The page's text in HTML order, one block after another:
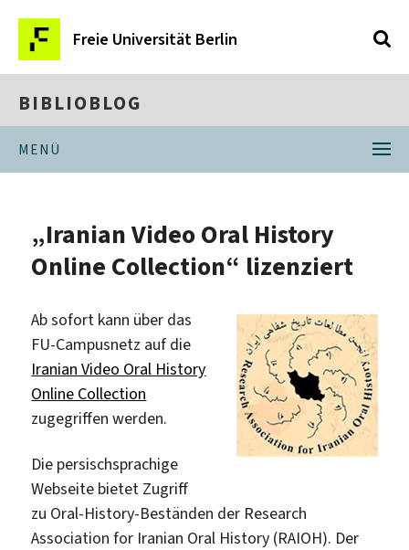
Freie Universität Berlin
BIBLIOBLOG
MENÜ
„Iranian Video Oral History
Online Collection“ lizenziert
Ab sofort kann über das
FU-Campusnetz auf die
Iranian Video Oral History
Online Collection
zugegriffen werden.
Die persischsprachige
Webseite bietet Zugriff
zu Oral-History-Beständen der Research
Association for Iranian Oral History (RAIOH). Der